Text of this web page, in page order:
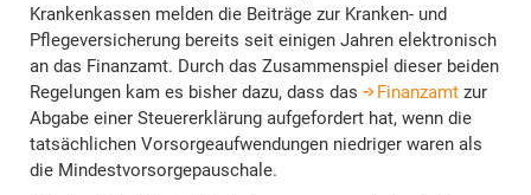
Krankenkassen melden die Beiträge zur Kranken- und
Pflegeversicherung bereits seit einigen Jahren elektronisch
an das Finanzamt. Durch das Zusammenspiel dieser beiden
Regelungen kam es bisher dazu, dass das
Finanzamt zur
Abgabe einer Steuererklärung aufgefordert hat, wenn die
tatsächlichen Vorsorgeaufwendungen niedriger waren als
die Mindestvorsorgepauschale.